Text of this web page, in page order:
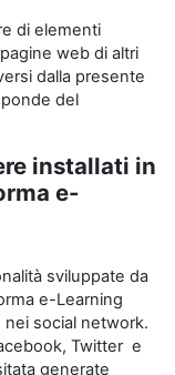
di elementi
web di altri
dalla presente
del
installati in
e-
sviluppate da
e-Learning
social network.
Twitter e
generate